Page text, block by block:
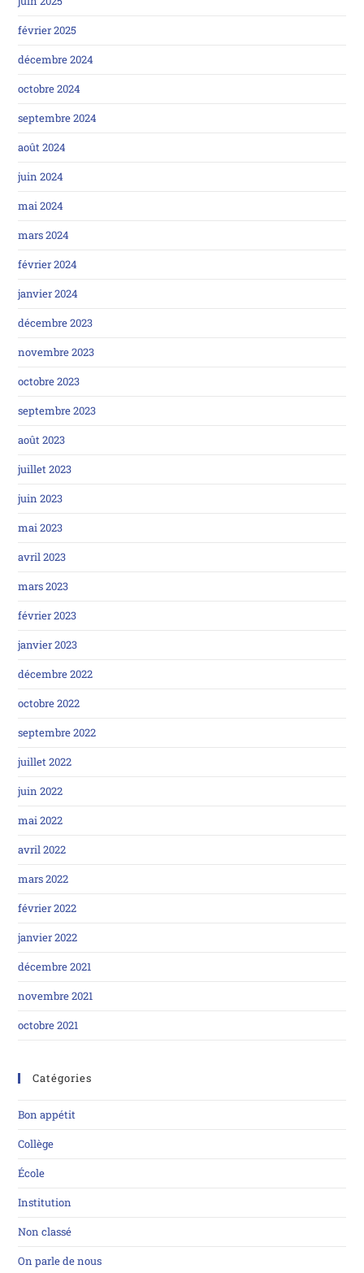
février 2025
décembre 2024
octobre 2024
septembre 2024
août 2024
juin 2024
mai 2024
mars 2024
février 2024
janvier 2024
décembre 2023
novembre 2023
octobre 2023
septembre 2023
août 2023
juillet 2023
juin 2023
mai 2023
avril 2023
mars 2023
février 2023
janvier 2023
décembre 2022
octobre 2022
septembre 2022
juillet 2022
juin 2022
mai 2022
avril 2022
mars 2022
février 2022
janvier 2022
décembre 2021
novembre 2021
octobre 2021
Catégories
Bon appétit
Collège
École
Institution
Non classé
On parle de nous